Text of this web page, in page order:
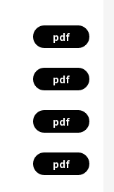
pdf
pdf
pdf
pdf